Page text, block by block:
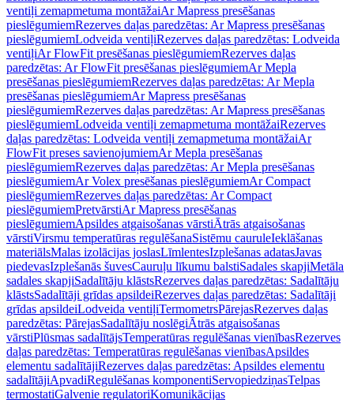
ventiļi zemapmetuma montāžaiAr Mapress presēšanas
pieslēgumiemRezerves daļas paredzētas: Ar Mapress presēšanas
pieslēgumiemLodveida ventiļiRezerves daļas paredzētas: Lodveida
ventiļiAr FlowFit presēšanas pieslēgumiemRezerves daļas
paredzētas: Ar FlowFit presēšanas pieslēgumiemAr Mepla
presēšanas pieslēgumiemRezerves daļas paredzētas: Ar Mepla
presēšanas pieslēgumiemAr Mapress presēšanas
pieslēgumiemRezerves daļas paredzētas: Ar Mapress presēšanas
pieslēgumiemLodveida ventiļi zemapmetuma montāžaiRezerves
daļas paredzētas: Lodveida ventiļi zemapmetuma montāžaiAr
FlowFit preses savienojumiemAr Mepla presēšanas
pieslēgumiemRezerves daļas paredzētas: Ar Mepla presēšanas
pieslēgumiemAr Volex presēšanas pieslēgumiemAr Compact
pieslēgumiemRezerves daļas paredzētas: Ar Compact
pieslēgumiemPretvārstiAr Mapress presēšanas
pieslēgumiemApsildes atgaisošanas vārstiĀtrās atgaisošanas
vārstiVirsmu temperatūras regulēšanaSistēmu cauruleIeklāšanas
materiālsMalas izolācijas joslasLīmlentesIzplešanas adatasJavas
piedevasIzplešanās šuvesCauruļu līkumu balstiSadales skapjiMetāla
sadales skapjiSadalītāju klāstsRezerves daļas paredzētas: Sadalītāju
klāstsSadalītāji grīdas apsildeiRezerves daļas paredzētas: Sadalītāji
grīdas apsildeiLodveida ventiļiTermometrsPārejasRezerves daļas
paredzētas: PārejasSadalītāju noslēgiĀtrās atgaisošanas
vārstiPlūsmas sadalītājsTemperatūras regulēšanas vienībasRezerves
daļas paredzētas: Temperatūras regulēšanas vienībasApsildes
elementu sadalītājiRezerves daļas paredzētas: Apsildes elementu
sadalītājiApvadiRegulēšanas komponentiServopiedziņasTelpas
termostatiGalvenie regulatoriKomunikācijas